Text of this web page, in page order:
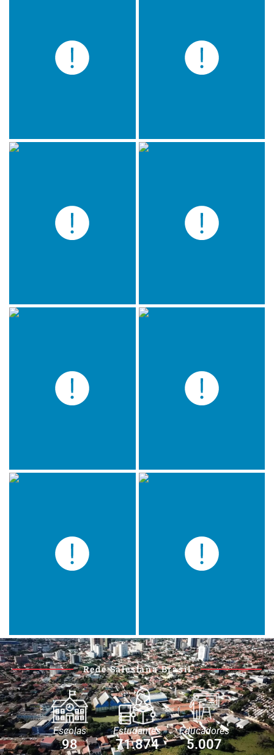
Rede Salesiana Brasil
Escolas
98
Estudantes
71.874
Educadores
5.007